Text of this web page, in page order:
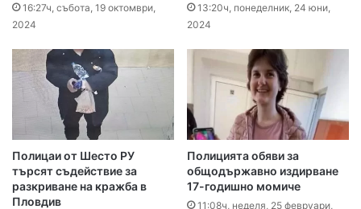
16:27ч, събота, 19 октомври,
2024
13:20ч, понеделник, 24 юни,
2024
Полицаи от Шесто РУ
търсят съдействие за
разкриване на кражба в
Пловдив
Полицията обяви за
общодържавно издирване
17-годишно момиче
11:08ч, неделя, 25 февруари,